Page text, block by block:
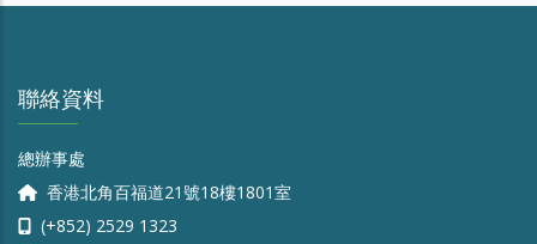
聯絡資料
總辦事處
香港北角百福道21號18樓1801室
(+852) 2529 1323